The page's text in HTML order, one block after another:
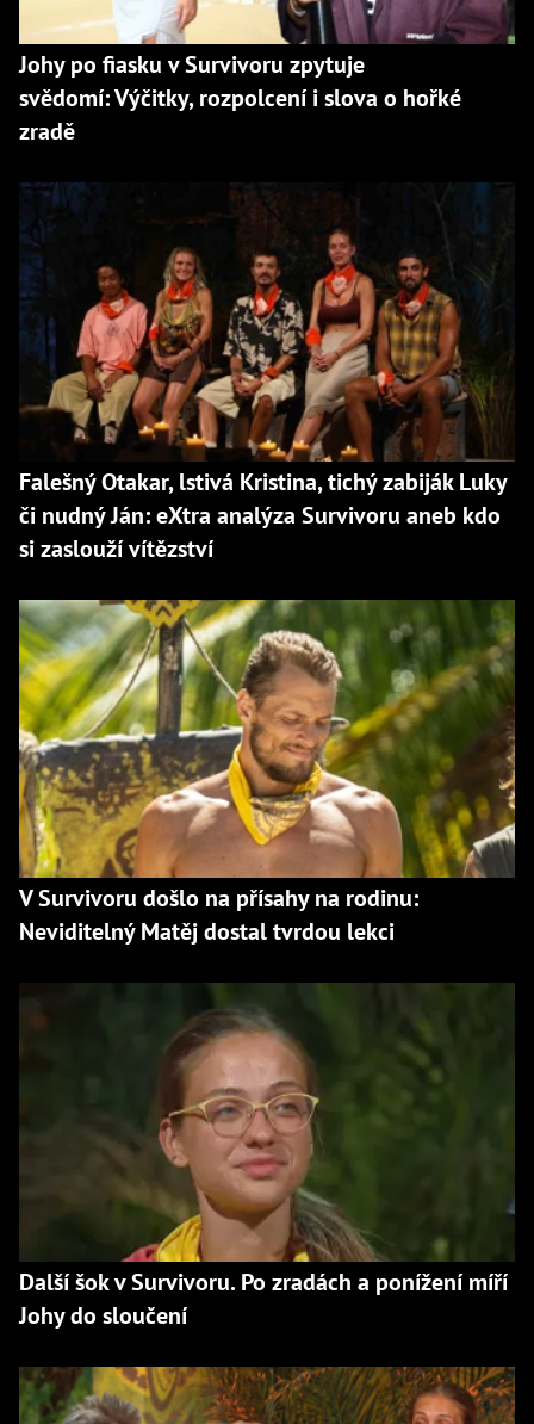
Johy po fiasku v Survivoru zpytuje
svědomí: Výčitky, rozpolcení i slova o hořké
zradě
Falešný Otakar, lstivá Kristina, tichý zabiják Luky
či nudný Ján: eXtra analýza Survivoru aneb kdo
si zaslouží vítězství
V Survivoru došlo na přísahy na rodinu:
Neviditelný Matěj dostal tvrdou lekci
Další šok v Survivoru. Po zradách a ponížení míří
Johy do sloučení